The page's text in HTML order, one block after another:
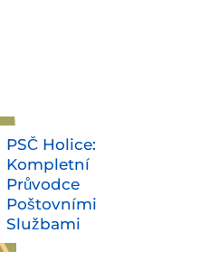
PSČ Holice:
Kompletní
Průvodce
Poštovními
Službami